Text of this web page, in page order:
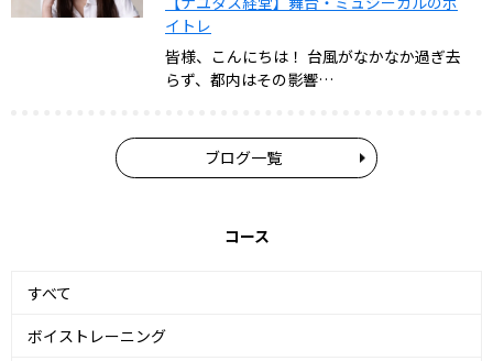
イトレ
皆様、こんにちは！ 台風がなかなか過ぎ去
らず、都内はその影響…
ブログ一覧
コース
すべて
ボイストレーニング